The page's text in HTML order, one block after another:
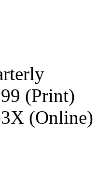
(Print)
(Online)